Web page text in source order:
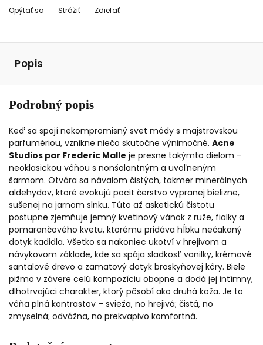
Opýtať sa Strážiť Zdieľať
Popis
Podrobný popis
Keď sa spojí nekompromisný svet módy s majstrovskou
parfumériou, vznikne niečo skutočne výnimočné. Acne
Studios par Frederic Malle je presne takýmto dielom –
neoklasickou vôňou s nonšalantným a uvoľneným
šarmom. Otvára sa návalom čistých, takmer minerálnych
aldehydov, ktoré evokujú pocit čerstvo vypranej bielizne,
sušenej na jarnom slnku. Túto až asketickú čistotu
postupne zjemňuje jemný kvetinový vánok z ruže, fialky a
pomarančového kvetu, ktorému pridáva hĺbku nečakaný
dotyk kadidla. Všetko sa nakoniec ukotví v hrejivom a
návykovom základe, kde sa spája sladkosť vanilky, krémové
santalové drevo a zamatový dotyk broskyňovej kôry. Biele
pižmo v závere celú kompozíciu obopne a dodá jej intímny,
dlhotrvajúci charakter, ktorý pôsobí ako druhá koža. Je to
vôňa plná kontrastov – svieža, no hrejivá; čistá, no
zmyselná; odvážna, no prekvapivo komfortná.